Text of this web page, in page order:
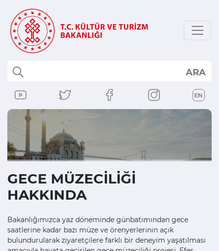
ARA
GECE MÜZECİLİĞİ
HAKKINDA
Bakanlığımızca yaz döneminde günbatımından gece
saatlerine kadar bazı müze ve örenyerlerinin açık
bulundurularak ziyaretçilere farklı bir deneyim yaşatılması